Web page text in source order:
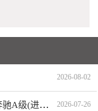
2026-08-02
奔驰A级(进口)召回查询入口工具，奔驰A级(进口)召回怎么查询 2026-07-26